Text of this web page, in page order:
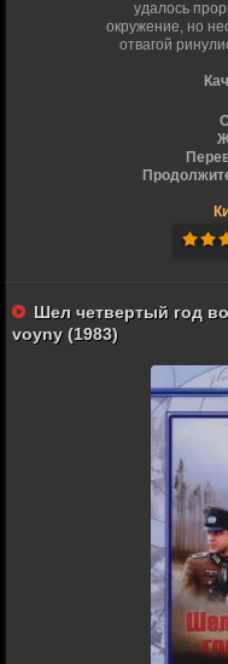
удалось
окружение, но
отвагой
Шел четвертый год
voyny (1983)